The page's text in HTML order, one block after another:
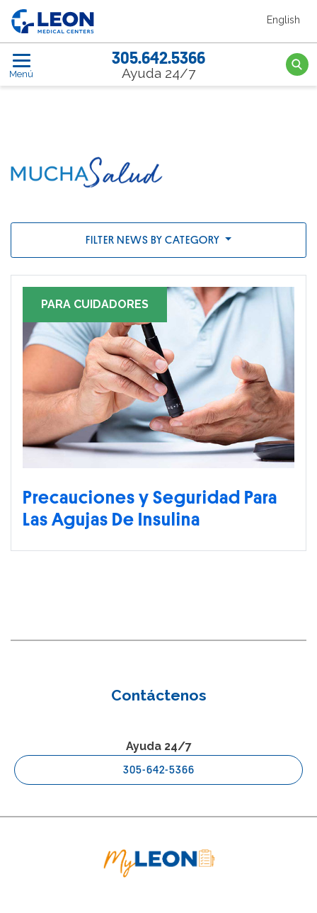
Saltar al contenido principal
English
LEON Medical Centers home link
Menú
305.642.5366
Ayuda 24/7
News
FILTER NEWS BY CATEGORY
PARA CUIDADORES
Precauciones y Seguridad Para
Las Agujas De Insulina
Contáctenos
Ayuda 24/7
305-642-5366